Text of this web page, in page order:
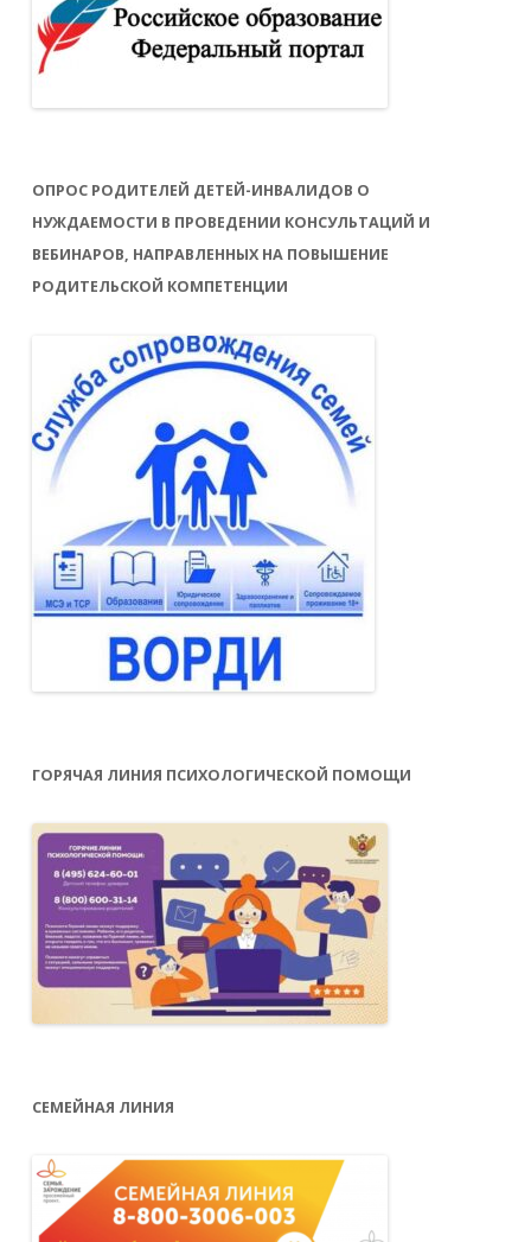
ОПРОС РОДИТЕЛЕЙ ДЕТЕЙ-ИНВАЛИДОВ О
НУЖДАЕМОСТИ В ПРОВЕДЕНИИ КОНСУЛЬТАЦИЙ И
ВЕБИНАРОВ, НАПРАВЛЕННЫХ НА ПОВЫШЕНИЕ
РОДИТЕЛЬСКОЙ КОМПЕТЕНЦИИ
ГОРЯЧАЯ ЛИНИЯ ПСИХОЛОГИЧЕСКОЙ ПОМОЩИ
СЕМЕЙНАЯ ЛИНИЯ